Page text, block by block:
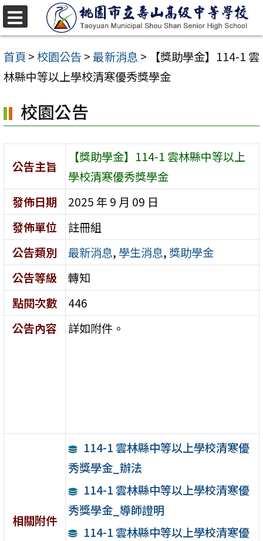
跳
至
主
要
容
區
首頁 >校園公告 >最新消息 >
【獎助學金】114-1 雲
林縣中等以上學校清寒優秀獎學金
校園公告
公告主旨
【獎助學金】114-1 雲林縣中等以上
學校清寒優秀獎學金
發佈日期
2025 年 9 月 09 日
發佈單位
註冊組
公告類別
最新消息, 學生消息, 獎助學金
公告等級
轉知
點閱次數
446
公告內容
詳如附件。
相關附件
114-1 雲林縣中等以上學校清寒優
秀獎學金_辦法
114-1 雲林縣中等以上學校清寒優
秀獎學金_導師證明
114-1 雲林縣中等以上學校清寒優
選
單